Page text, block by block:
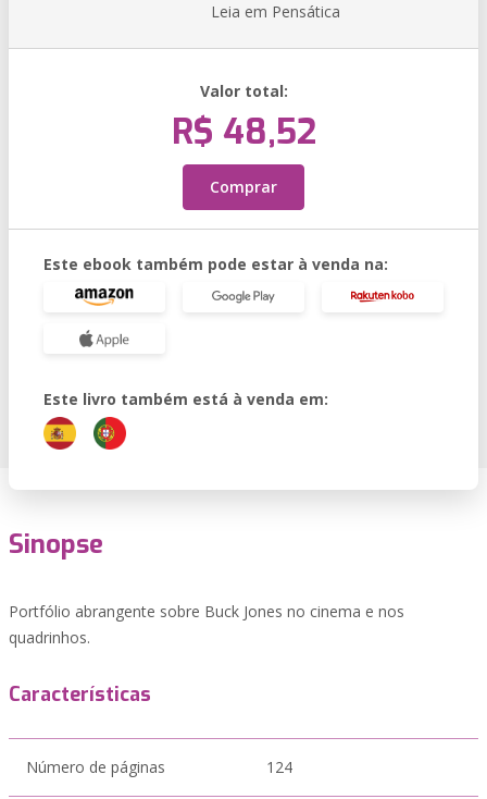
Leia em Pensática
Valor total:
R$ 48,52
Comprar
Este ebook também pode estar à venda na:
Este livro também está à venda em:
Sinopse
Portfólio abrangente sobre Buck Jones no cinema e nos
quadrinhos.
Características
Número de páginas 124